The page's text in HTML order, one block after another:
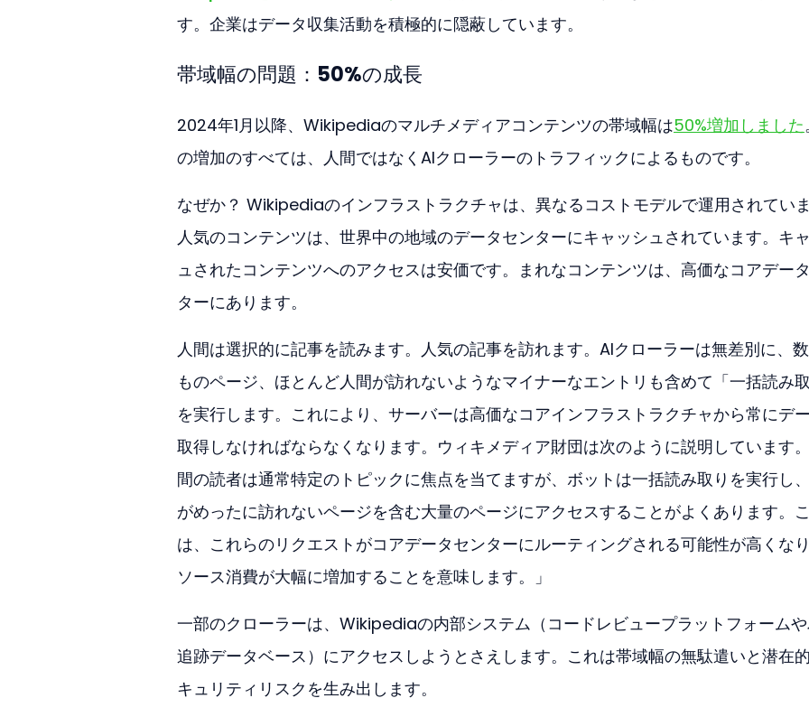
す。企業はデータ収集活動を積極的に隠蔽しています。
帯域幅の問題：50%の成長
2024年1月以降、Wikipediaのマルチメディアコンテンツの帯域幅は50%増加しました
の増加のすべては、人間ではなくAIクローラーのトラフィックによるものです。
なぜか？ Wikipediaのインフラストラクチャは、異なるコストモデルで運用されてい
人気のコンテンツは、世界中の地域のデータセンターにキャッシュされています。キ
ュされたコンテンツへのアクセスは安価です。まれなコンテンツは、高価なコアデー
ターにあります。
人間は選択的に記事を読みます。人気の記事を訪れます。AIクローラーは無差別に、
ものページ、ほとんど人間が訪れないようなマイナーなエントリも含めて「一括読み
を実行します。これにより、サーバーは高価なコアインフラストラクチャから常にデ
取得しなければならなくなります。ウィキメディア財団は次のように説明しています
間の読者は通常特定のトピックに焦点を当てますが、ボットは一括読み取りを実行し
がめったに訪れないページを含む大量のページにアクセスすることがよくあります。
は、これらのリクエストがコアデータセンターにルーティングされる可能性が高くな
ソース消費が大幅に増加することを意味します。」
一部のクローラーは、Wikipediaの内部システム（コードレビュープラットフォーム
追跡データベース）にアクセスしようとさえします。これは帯域幅の無駄遣いと潜在
キュリティリスクを生み出します。